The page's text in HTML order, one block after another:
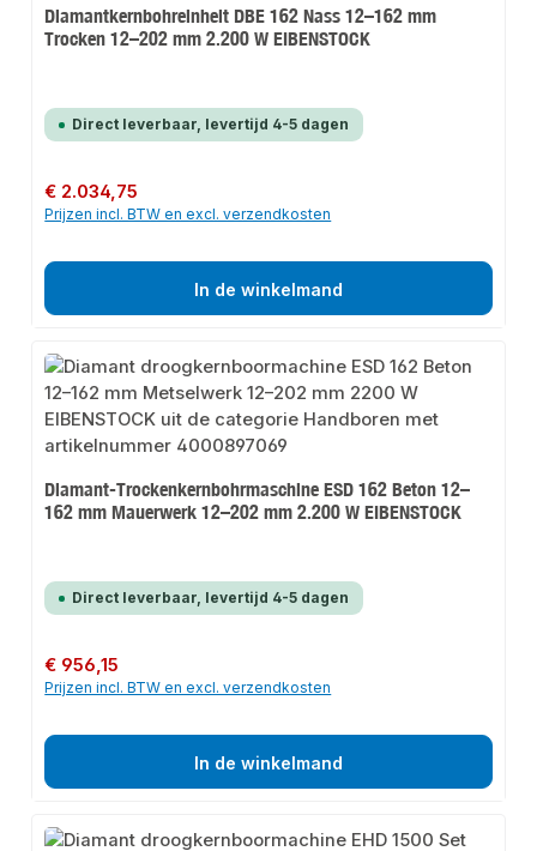
Diamantkernbohreinheit DBE 162 Nass 12–162 mm
Trocken 12–202 mm 2.200 W EIBENSTOCK
Direct leverbaar, levertijd 4-5 dagen
Normale prijs:
€ 2.034,75
Prijzen incl. BTW en excl. verzendkosten
In de winkelmand
Diamant-Trockenkernbohrmaschine ESD 162 Beton 12–
162 mm Mauerwerk 12–202 mm 2.200 W EIBENSTOCK
Direct leverbaar, levertijd 4-5 dagen
Normale prijs:
€ 956,15
Prijzen incl. BTW en excl. verzendkosten
In de winkelmand